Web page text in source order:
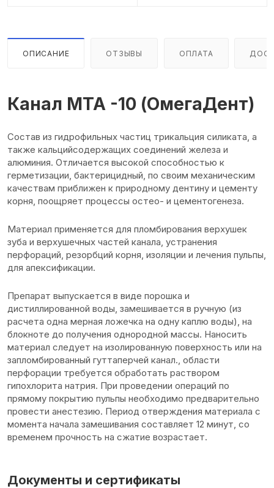
ОПИСАНИЕ ОТЗЫВЫ ОПЛАТА
Канал МТА -10 (ОмегаДент)
Состав из гидрофильных частиц трикальция силиката, а
также кальцийсодержащих соединений железа и
алюминия. Отличается высокой способностью к
герметизации, бактерицидный, по своим механическим
качествам приближен к природному дентину и цементу
корня, поощряет процессы остео- и цементогенеза.
Материал применяется для пломбирования верхушек
зуба и верхушечных частей канала, устранения
перфораций, резорбций корня, изоляции и лечения пульпы,
для апексификации.
Препарат выпускается в виде порошка и
дистиллированной воды, замешивается в ручную (из
расчета одна мерная ложечка на одну каплю воды), на
блокноте до получения однородной массы. Наносить
материал следует на изолированную поверхность или на
запломбированный гуттаперчей канал., области
перфорации требуется обработать раствором
гипохлорита натрия. При проведении операций по
прямому покрытию пульпы необходимо предварительно
провести анестезию. Период отверждения материала с
момента начала замешивания составляет 12 минут, со
временем прочность на сжатие возрастает.
Документы и сертификаты